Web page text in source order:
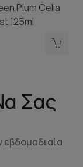
Plum Celia
125ml
Σας